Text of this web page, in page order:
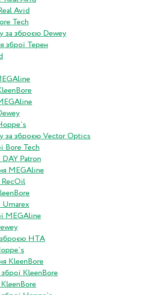
Avid
Tech
за зброєю Dewey
зброї Терен
за зброєю Vector Optics
Bore Tech
Patron
MEGAline
RecOil
Umarex
MEGAline
HTA
KleenBore
KleenBore